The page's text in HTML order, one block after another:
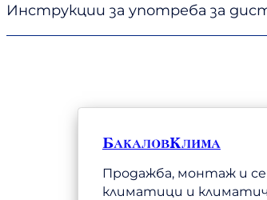
Инструкции за употреба за
БакаловКлима
Продажба, монтаж и
климатици и